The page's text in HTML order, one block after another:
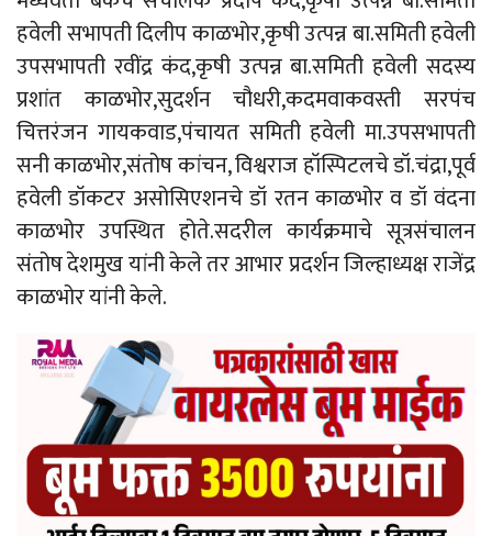
हवेली सभापती दिलीप काळभोर,कृषी उत्पन्न बा.समिती हवेली
उपसभापती रवींद्र कंद,कृषी उत्पन्न बा.समिती हवेली सदस्य
प्रशांत काळभोर,सुदर्शन चौधरी,कदमवाकवस्ती सरपंच
चित्तरंजन गायकवाड,पंचायत समिती हवेली मा.उपसभापती
सनी काळभोर,संतोष कांचन, विश्वराज हॉस्पिटलचे डॉ.चंद्रा,पूर्व
हवेली डॉकटर असोसिएशनचे डॉ रतन काळभोर व डॉ वंदना
काळभोर उपस्थित होते.सदरील कार्यक्रमाचे सूत्रसंचालन
संतोष देशमुख यांनी केले तर आभार प्रदर्शन जिल्हाध्यक्ष राजेंद्र
काळभोर यांनी केले.